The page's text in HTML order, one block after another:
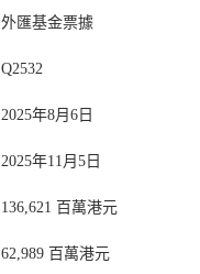
外匯基金票據
Q2532
2025年8月6日
2025年11月5日
136,621 百萬港元
62,989 百萬港元